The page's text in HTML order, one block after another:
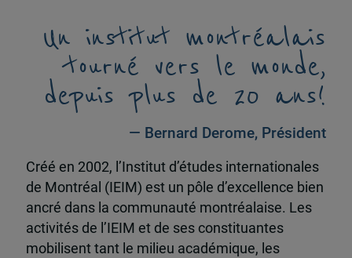
Un institut montréalais
tourné vers le monde,
depuis plus de 20 ans!
— Bernard Derome, Président
Créé en 2002, l’Institut d’études internationales
de Montréal (IEIM) est un pôle d’excellence bien
ancré dans la communauté montréalaise. Les
activités de l’IEIM et de ses constituantes
mobilisent tant le milieu académique, les